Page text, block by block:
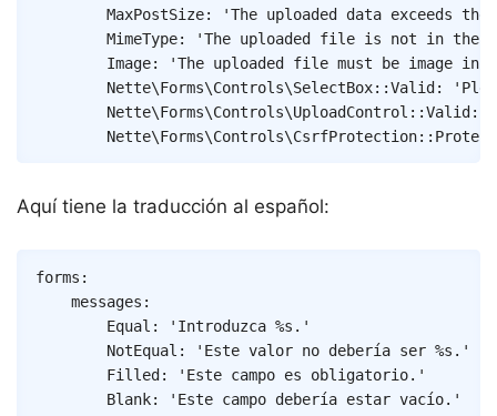
MaxPostSize:
'The uploaded data exceeds
MimeType:
'The uploaded file is not in the
Image:
'The uploaded file must be image in
Nette\Forms\Controls\SelectBox::Valid:
Nette\Forms\Controls\UploadControl::Valid:
Aquí tiene la traducción al español:
forms :
messages :
Equal :
'Introduzca %s.'
NotEqual :
'Este valor no debería ser %s.'
Filled :
'Este campo es obligatorio.'
Blank:
'Este campo debería estar vacío.'